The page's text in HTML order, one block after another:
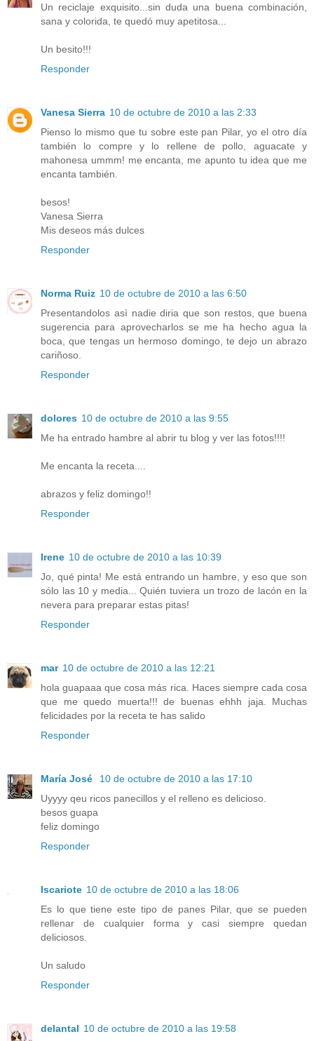
Un reciclaje exquisito...sin duda una buena combinación,
sana y colorida, te quedó muy apetitosa...
Un besito!!!
Responder
Vanesa Sierra 10 de octubre de 2010 a las 2:33
Pienso lo mismo que tu sobre este pan Pilar, yo el otro día
también lo compre y lo rellene de pollo, aguacate y
mahonesa ummm! me encanta, me apunto tu idea que me
encanta también.
besos!
Vanesa Sierra
Mis deseos más dulces
Responder
Norma Ruiz 10 de octubre de 2010 a las 6:50
Presentandolos asì nadie diria que son restos, que buena
sugerencia para aprovecharlos se me ha hecho agua la
boca, que tengas un hermoso domingo, te dejo un abrazo
cariñoso.
Responder
dolores 10 de octubre de 2010 a las 9:55
Me ha entrado hambre al abrir tu blog y ver las fotos!!!!
Me encanta la receta....
abrazos y feliz domingo!!
Responder
Irene 10 de octubre de 2010 a las 10:39
Jo, qué pinta! Me está entrando un hambre, y eso que son
sólo las 10 y media... Quién tuviera un trozo de lacón en la
nevera para preparar estas pitas!
Responder
mar 10 de octubre de 2010 a las 12:21
hola guapaaa que cosa más rica. Haces siempre cada cosa
que me quedo muerta!!! de buenas ehhh jaja. Muchas
felicidades por la receta te has salido
Responder
María José
10 de octubre de 2010 a las 17:10
Uyyyy qeu ricos panecillos y el relleno es delicioso.
besos guapa
feliz domingo
Responder
Iscariote 10 de octubre de 2010 a las 18:06
Es lo que tiene este tipo de panes Pilar, que se pueden
rellenar de cualquier forma y casi siempre quedan
deliciosos.
Un saludo
Responder
delantal 10 de octubre de 2010 a las 19:58